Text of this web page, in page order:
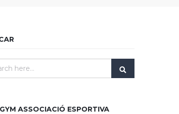
ASSOCIACIÓ ESPORTIVA